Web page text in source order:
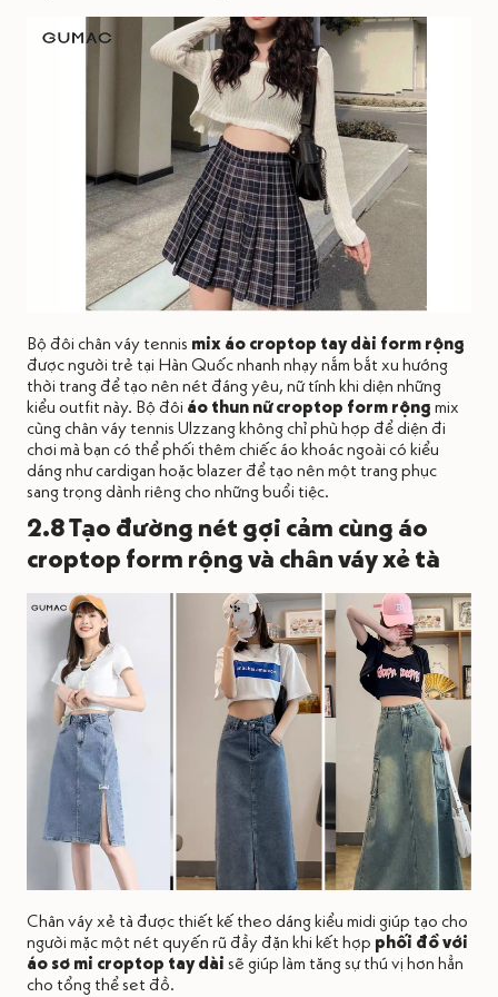
Bộ đôi chân váy tennis mix áo croptop tay dài form rộng
được người trẻ tại Hàn Quốc nhanh nhạy nắm bắt xu hướng
thời trang để tạo nên nét đáng yêu, nữ tính khi diện những
kiểu outfit này. Bộ đôi áo thun nữ croptop form rộng mix
cùng chân váy tennis Ulzzang không chỉ phù hợp để diện đi
chơi mà bạn có thể phối thêm chiếc áo khoác ngoài có kiểu
dáng như cardigan hoặc blazer để tạo nên một trang phục
sang trọng dành riêng cho những buổi tiệc.
2.8 Tạo đường nét gợi cảm cùng áo
croptop form rộng và chân váy xẻ tà
Chân váy xẻ tà được thiết kế theo dáng kiểu midi giúp tạo cho
người mặc một nét quyến rũ đầy đặn khi kết hợp phối đồ với
áo sơ mi croptop tay dài sẽ giúp làm tăng sự thú vị hơn hẳn
cho tổng thể set đồ.